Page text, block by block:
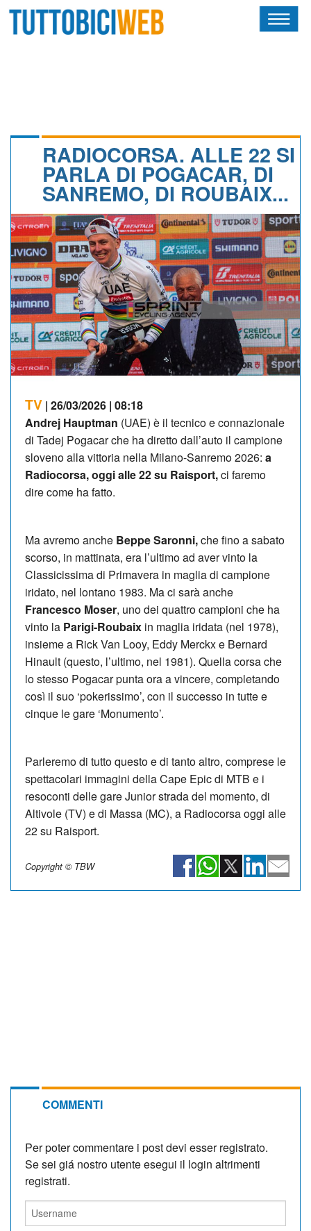
CALENDARIO
OSCAR
ALBI D'ORO
NEWSLETTER
RADIOCORSA. ALLE 22 SI
PARLA DI POGACAR, DI
SANREMO, DI ROUBAIX...
TV | 26/03/2026 | 08:18
Andrej Hauptman (UAE) è il tecnico e connazionale
di Tadej Pogacar che ha diretto dall’auto il campione
sloveno alla vittoria nella Milano-Sanremo 2026: a
Radiocorsa, oggi alle 22 su Raisport,ci faremo
dire come ha fatto.
Ma avremo anche Beppe Saronni,che fino a sabato
scorso, in mattinata, era l’ultimo ad aver vinto la
Classicissima di Primavera in maglia di campione
iridato, nel lontano 1983. Ma ci sarà anche
Francesco Moser, uno dei quattro campioni che ha
vinto la Parigi-Roubaix in maglia iridata (nel 1978),
insieme a Rick Van Looy, Eddy Merckx e Bernard
Hinault (questo, l’ultimo, nel 1981). Quella corsa che
lo stesso Pogacar punta ora a vincere, completando
così il suo ‘pokerissimo’, con il successo in tutte e
cinque le gare ‘Monumento’.
Parleremo di tutto questo e di tanto altro, comprese le
spettacolari immagini della Cape Epic di MTB e i
resoconti delle gare Junior strada del momento, di
Altivole (TV) e di Massa (MC), a Radiocorsa oggi alle
22 su Raisport.
Copyright © TBW
COMMENTI
Per poter commentare i post devi esser registrato.
Se sei giá nostro utente esegui il login altrimenti
registrati.